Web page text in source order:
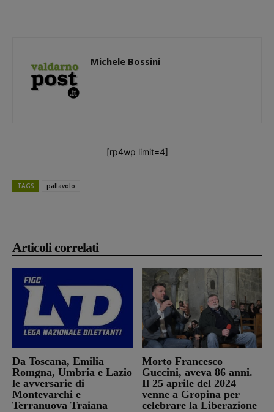
Articoli correlati
Da Toscana, Emilia
Romgna, Umbria e Lazio
le avversarie di
Montevarchi e
Terranuova Traiana
Morto Francesco
Guccini, aveva 86 anni.
Il 25 aprile del 2024
venne a Gropina per
celebrare la Liberazione
Michele Bossini
[rp4wp limit=4]
TAGS pallavolo